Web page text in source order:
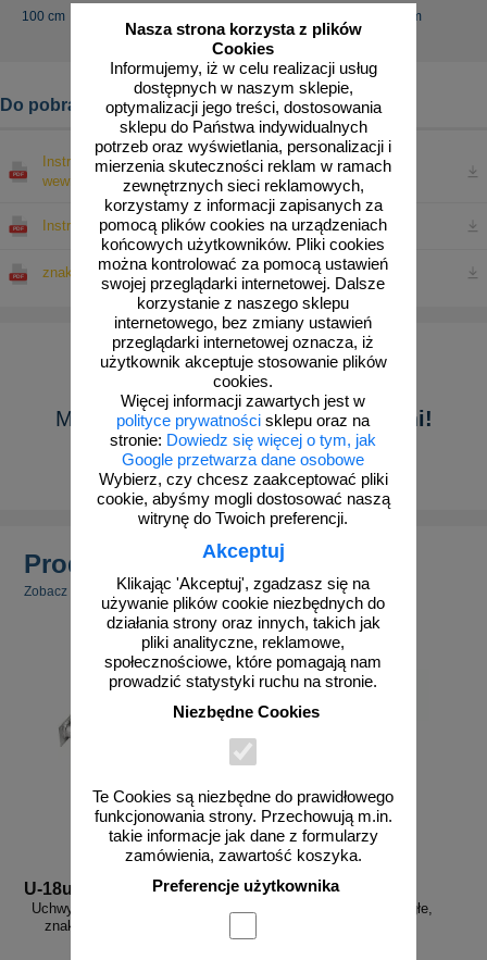
Nasza strona korzysta z plików
Cookies
Informujemy, iż w celu realizacji usług
dostępnych w naszym sklepie,
optymalizacji jego treści, dostosowania
sklepu do Państwa indywidualnych
potrzeb oraz wyświetlania, personalizacji i
mierzenia skuteczności reklam w ramach
zewnętrznych sieci reklamowych,
korzystamy z informacji zapisanych za
pomocą plików cookies na urządzeniach
końcowych użytkowników. Pliki cookies
można kontrolować za pomocą ustawień
swojej przeglądarki internetowej. Dalsze
korzystanie z naszego sklepu
internetowego, bez zmiany ustawień
przeglądarki internetowej oznacza, iż
użytkownik akceptuje stosowanie plików
cookies.
Więcej informacji zawartych jest w
polityce prywatności sklepu oraz na
stronie: Dowiedz się więcej o tym, jak
Google przetwarza dane osobowe
Wybierz, czy chcesz zaakceptować pliki
cookie, abyśmy mogli dostosować naszą
witrynę do Twoich preferencji.
Akceptuj
Klikając 'Akceptuj', zgadzasz się na
używanie plików cookie niezbędnych do
działania strony oraz innych, takich jak
pliki analityczne, reklamowe,
społecznościowe, które pomagają nam
prowadzić statystyki ruchu na stronie.
Niezbędne Cookies
Te Cookies są niezbędne do prawidłowego
funkcjonowania strony. Przechowują m.in.
takie informacje jak dane z formularzy
zamówienia, zawartość koszyka.
Preferencje użytkownika
100 cm
kg
38 m
Do pobrania:
Instrukcja bezpieczeństwa - lustra drogowe , sklepowe,
wewnętrzne, sferyczne
Instrukcja bezpieczeństwa - urządzenia BRD
znakowo.pl GPSR ogólna instrukcja bezpieczeństwa
Masz pytanie?Skontaktuj się z nami!
Pokaż formularz
Produkty powiązane
Zobacz inne powiązane produkty.
U-18uchwyt L
Uchwyt do zamocowania lustra /
znaku drogowego na ścianie
U-18a TP
Lustro drogowe - okrągłe,